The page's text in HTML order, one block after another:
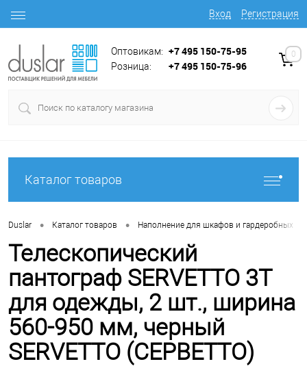
Вход Регистрация
Оптовикам: +7 495 150-75-95
Розница: +7 495 150-75-96
0
Каталог товаров
Duslar • Каталог товаров • Наполнение для шкафов и гардеробных
Телескопический
пантограф SERVETTO 3T
для одежды, 2 шт., ширина
560-950 мм, черный
SERVETTO (СЕРВЕТТО)